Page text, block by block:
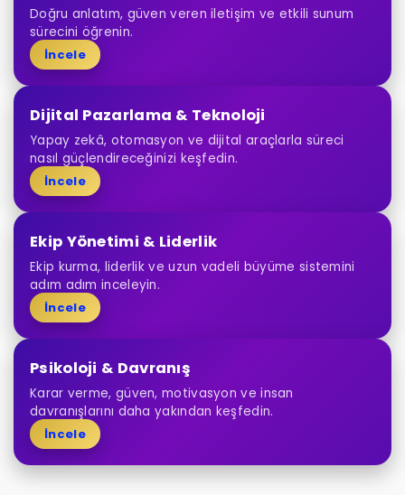
Doğru anlatım, güven veren iletişim ve etkili sunum
sürecini öğrenin.
İncele
Dijital Pazarlama & Teknoloji
Yapay zekâ, otomasyon ve dijital araçlarla süreci
nasıl güçlendireceğinizi keşfedin.
İncele
Ekip Yönetimi & Liderlik
Ekip kurma, liderlik ve uzun vadeli büyüme sistemini
adım adım inceleyin.
İncele
Psikoloji & Davranış
Karar verme, güven, motivasyon ve insan
davranışlarını daha yakından keşfedin.
İncele